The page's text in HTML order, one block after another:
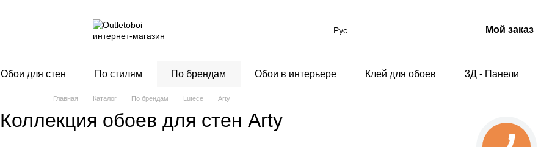
Рус Мой заказ
Обои для стен По стилям По брендам Обои в интерьере Клей для обоев 3Д - Панели
Главная Каталог По брендам Lutece Arty
Коллекция обоев для стен Arty